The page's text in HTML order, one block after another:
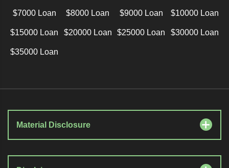
$7000 Loan $8000 Loan $9000 Loan $10000 Loan
$15000 Loan $20000 Loan $25000 Loan $30000 Loan
$35000 Loan
Material Disclosure